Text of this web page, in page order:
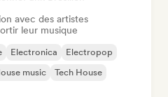
avec des artistes
leur musique
Electronica
Electropop
music Tech House